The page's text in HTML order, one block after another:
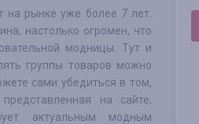
на рынке уже более 7 лет.
настолько огромен, что
модницы. Тут и
группы товаров можно
сами убедиться в том,
на сайте,
актуальным модным